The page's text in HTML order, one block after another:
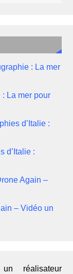
: La mer
La mer pour
d’Italie :
d’Italie :
Again –
– Vidéo un
réalisateur